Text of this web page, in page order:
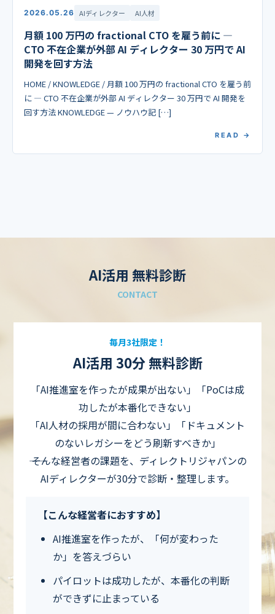
2026.05.26 AIディレクター AI人材
月額 100 万円の fractional CTO を雇う前に ―
CTO 不在企業が外部 AI ディレクター 30 万円で AI
開発を回す方法
HOME / KNOWLEDGE / 月額 100 万円の fractional CTO を雇う前
に ― CTO 不在企業が外部 AI ディレクター 30 万円で AI 開発を
回す方法 KNOWLEDGE — ノウハウ記 […]
READ →
AI活用 無料診断
CONTACT
毎月3社限定！
AI活用 30分 無料診断
「AI推進室を作ったが成果が出ない」「PoCは成
功したが本番化できない」
「AI人材の採用が間に合わない」「ドキュメント
のないレガシーをどう刷新すべきか」
―― そんな経営者の課題を、ディレクトリジャパンの
AIディレクターが30分で診断・整理します。
【こんな経営者におすすめ】
AI推進室を作ったが、「何が変わった
か」を答えづらい
パイロットは成功したが、本番化の判断
ができずに止まっている